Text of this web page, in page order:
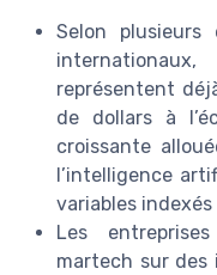
Selon
représentent
de dollars à
croissante
l’intelligence
variables
Les
martech sur des